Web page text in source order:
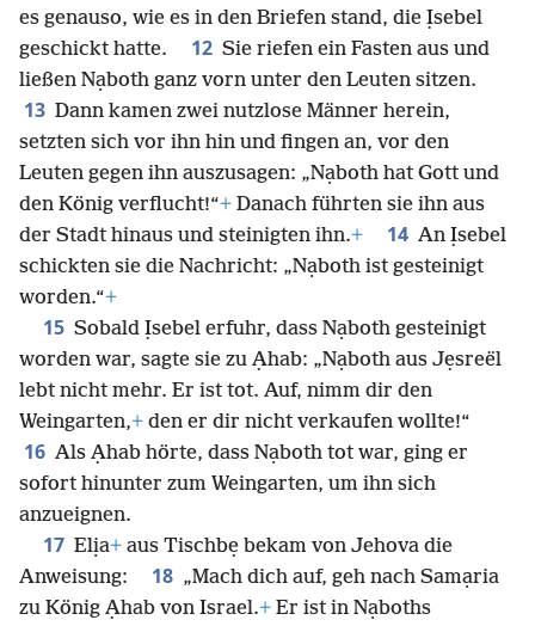
es genauso, wie es in den Briefen stand, die Ịsebel
geschickt hatte.
12 Sie riefen ein Fasten aus und
ließen Nạboth ganz vorn unter den Leuten sitzen.
13 Dann kamen zwei nutzlose Männer herein,
setzten sich vor ihn hin und fingen an, vor den
Leuten gegen ihn auszusagen: „Nạboth hat Gott und
den König verflucht!“+ Danach führten sie ihn aus
der Stadt hinaus und steinigten ihn.+ 14 An Ịsebel
schickten sie die Nachricht: „Nạboth ist gesteinigt
worden.“+
15 Sobald Ịsebel erfuhr, dass Nạboth gesteinigt
worden war, sagte sie zu Ạhab: „Nạboth aus Jẹsreël
lebt nicht mehr. Er ist tot. Auf, nimm dir den
Weingarten,+ den er dir nicht verkaufen wollte!“
16 Als Ạhab hörte, dass Nạboth tot war, ging er
sofort hinunter zum Weingarten, um ihn sich
anzueignen.
17 Elịa+ aus Tischbẹ bekam von Jehova die
Anweisung:
18 „Mach dich auf, geh nach Samạria
zu König Ạhab von Israel.+ Er ist in Nạboths